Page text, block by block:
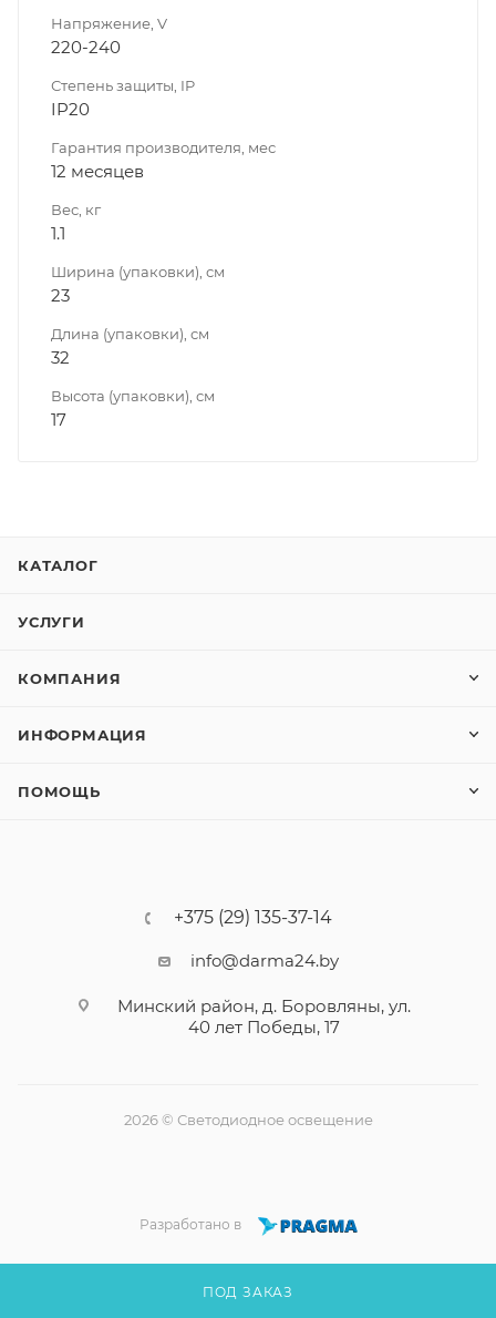
ПОД ЗАКАЗ
Напряжение, V
220-240
Степень защиты, IP
IP20
Гарантия производителя, мес
12 месяцев
Вес, кг
1.1
Ширина (упаковки), см
23
Длина (упаковки), см
32
Высота (упаковки), см
17
КАТАЛОГ
УСЛУГИ
КОМПАНИЯ
ИНФОРМАЦИЯ
ПОМОЩЬ
+375 (29) 135-37-14
info@darma24.by
Минский район, д. Боровляны, ул.
40 лет Победы, 17
2026 © Светодиодное освещение
Разработано в